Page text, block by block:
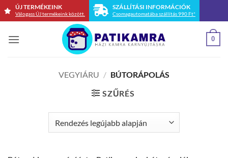
Skip
ÚJ TERMÉKEINK
Válogass ÚJ termékeink között.
SZÁLLÍTÁSI INFORMÁCIÓK
Csomagautomatába szállítás 990 Ft*
0
VEGYIÁRU / BÚTORÁPOLÁS
SZŰRÉS